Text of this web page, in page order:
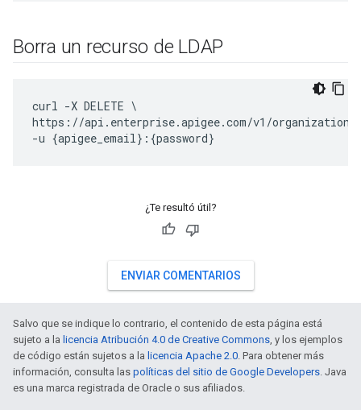
Borra un recurso de LDAP
curl -X DELETE \
https://api.enterprise.apigee.com/v1/
-u {apigee_email}:{password}
¿Te resultó útil?
ENVIAR COMENTARIOS
Salvo que se indique lo contrario, el contenido de esta página está
sujeto a la licencia Atribución 4.0 de Creative Commons, y los ejemplos
de código están sujetos a la licencia Apache 2.0. Para obtener más
información, consulta las políticas del sitio de Google Developers. Java
es una marca registrada de Oracle o sus afiliados.